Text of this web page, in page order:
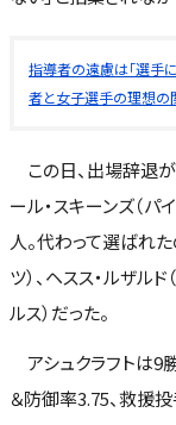
指導者の遠慮は「選手
者と女子選手の理想の
この日、出場辞退
ール・スキーンズ（パ
人。代わって選ばれた
ツ）、ヘスス・ルザル
ルス）だった。
アシュクラフトは9
＆防御率3.75、救援